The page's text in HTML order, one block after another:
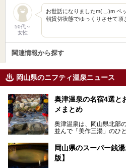
50代～
女性
お世話になりましたm(._.)m ペ
朝貸切状態でゆっくりさせて頂
関連情報から探す
岡山県のニフティ温泉ニュース
奥津温泉の名宿4選と
メまとめ
奥津温泉は、岡山県北部
並んで「美作三湯」のひ
す。
この記事では、奥津温泉
岡山県のスーパー銭
版】